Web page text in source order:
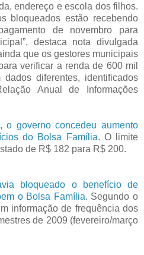
endereço e escola dos filhos.
bloqueados estão recebendo
de novembro para
destaca nota divulgada
que os gestores municipais
verificar a renda de 600 mil
diferentes, identificados
Anual de Informações
governo concedeu aumento
do Bolsa Família. O limite
de R$ 182 para R$ 200.
bloqueado o benefício de
o Bolsa Família. Segundo o
informação de frequência dos
de 2009 (fevereiro/março